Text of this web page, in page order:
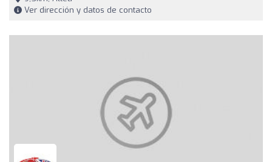
Ver dirección y datos de contacto